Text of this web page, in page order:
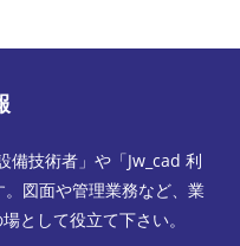
備技術者」や「Jw_cad 利
図面や管理業務など、業
として役立て下さい。